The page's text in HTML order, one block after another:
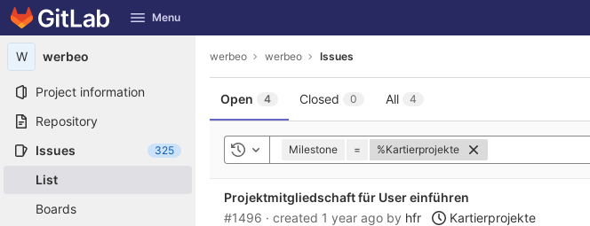
Skip to content
GitLab Menu
W werbeo
Project information
Repository
Issues
325
List
Boards
werbeo werbeo Issues
Open 4 Closed 0 All 4
Toggle history
Milestone = %Kartierprojekte
Projektmitgliedschaft für User einführen
#1496 · created 1 year ago by hfr Kartierprojekte